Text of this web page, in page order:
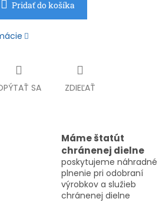
Pridať do košíka
SA ZDIEĽAŤ
Máme štatút
chránenej dielne
poskytujeme náhradné
plnenie pri odobraní
výrobkov a služieb
chránenej dielne